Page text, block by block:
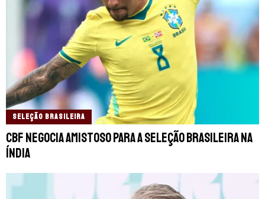
SELEÇÃO BRASILEIRA
CBF negocia amistoso para a Seleção Brasileira na
Índia